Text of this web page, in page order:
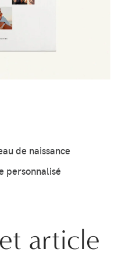
de naissance
personnalisé
article